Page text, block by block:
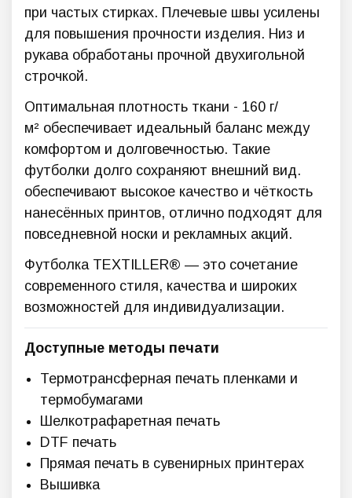
при частых стирках. Плечевые швы усилены
для повышения прочности изделия. Низ и
рукава обработаны прочной двухигольной
строчкой.
Оптимальная плотность ткани - 160 г/
м² обеспечивает идеальный баланс между
комфортом и долговечностью. Такие
футболки долго сохраняют внешний вид.
обеспечивают высокое качество и чёткость
нанесённых принтов, отлично подходят для
повседневной носки и рекламных акций.
Футболка TEXTILLER® — это сочетание
современного стиля, качества и широких
возможностей для индивидуализации.
Доступные методы печати
Термотрансферная печать пленками и
термобумагами
Шелкотрафаретная печать
DTF печать
Прямая печать в сувенирных принтерах
Вышивка